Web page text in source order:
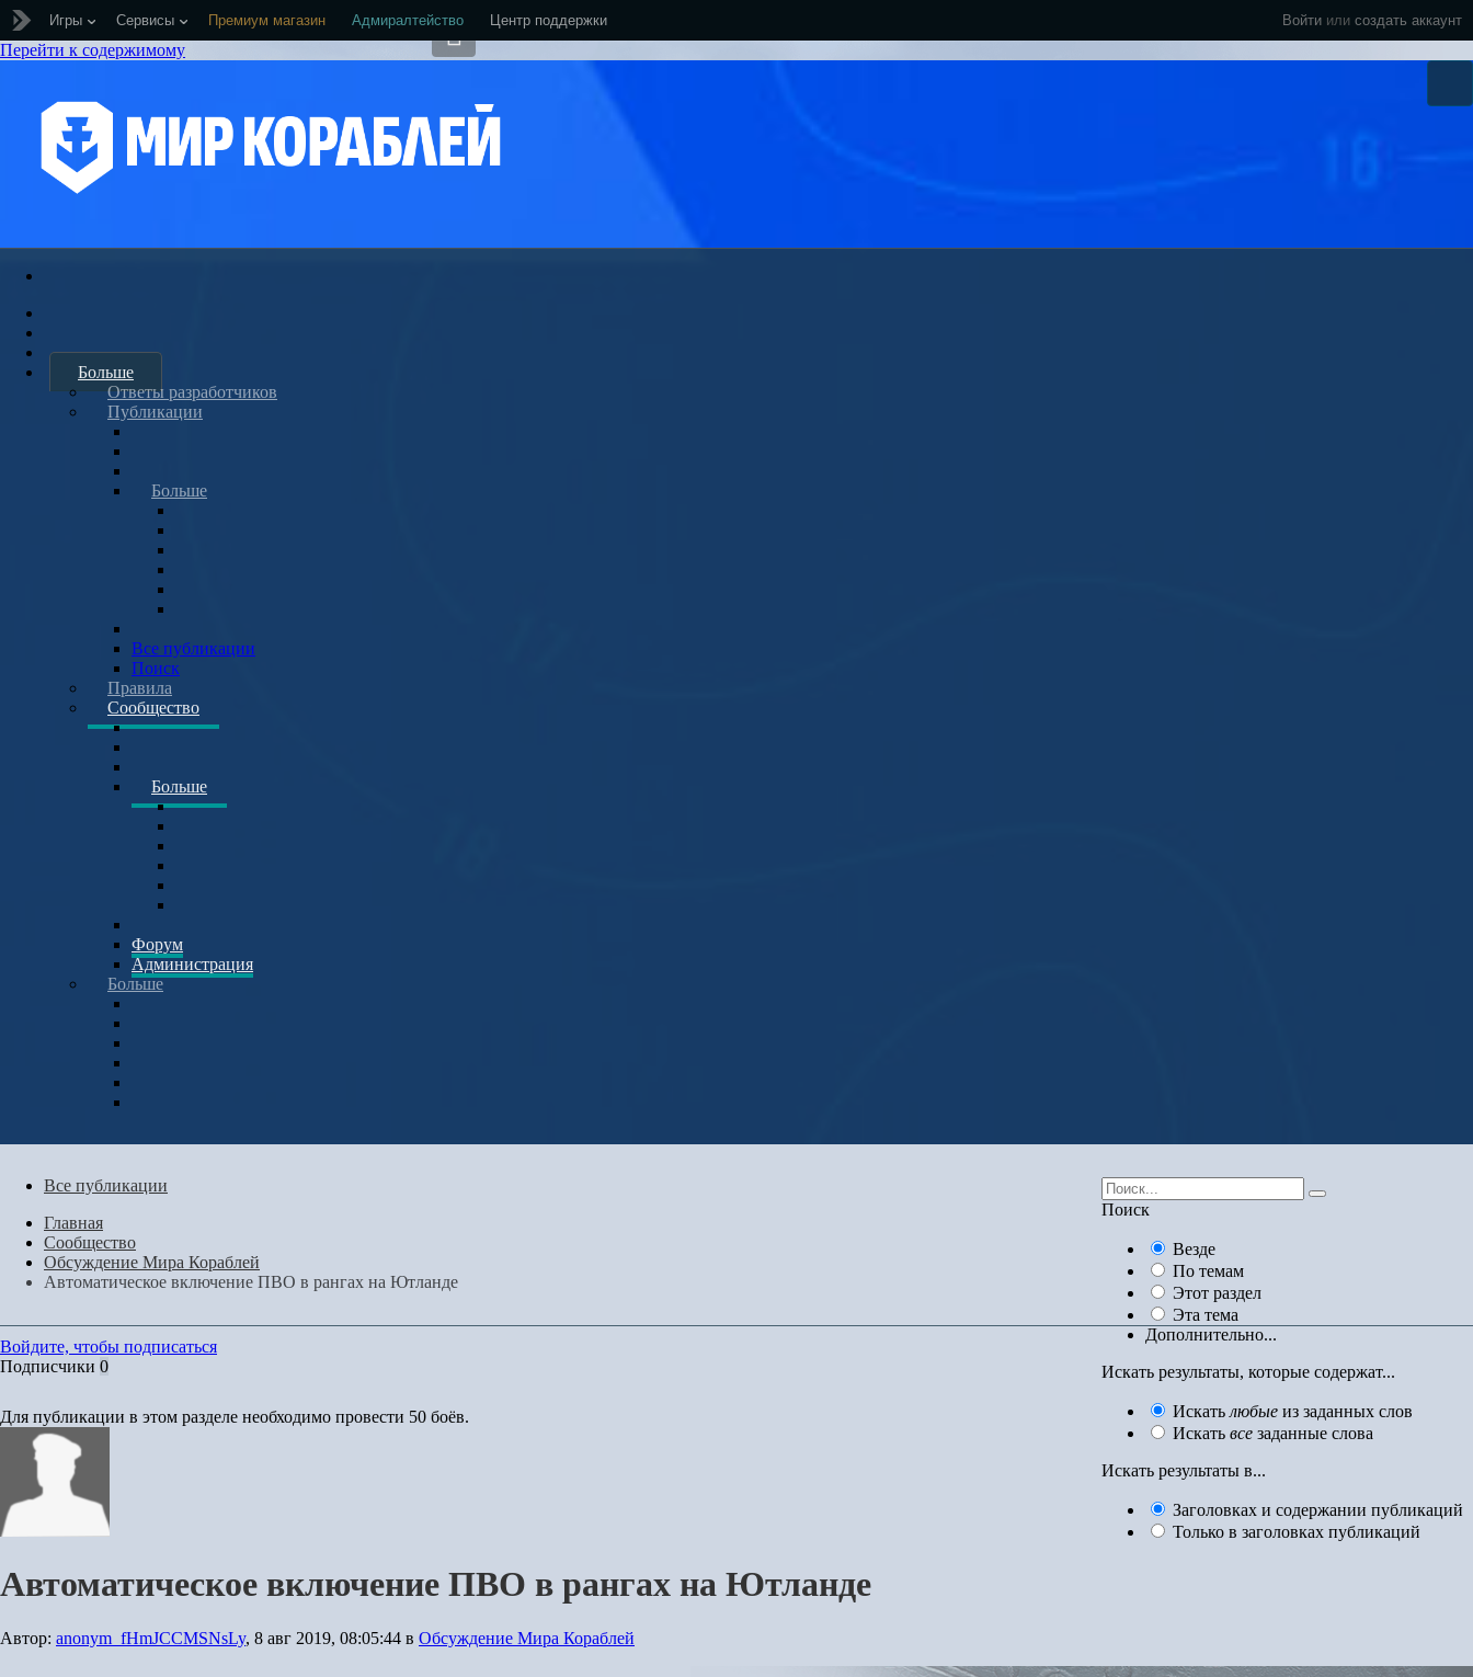
Войти или создать аккаунт
Игры Сервисы Премиум магазин Адмиралтейство Центр поддержки
Перейти к содержимому
Больше
Ответы разработчиков
Публикации
Больше
Все публикации
Поиск
Правила
Сообщество
Больше
Форум
Администрация
Больше
Поиск
Везде
По темам
Этот раздел
Эта тема
Дополнительно...
Искать результаты, которые содержат...
Искать любые из заданных слов
Искать все заданные слова
Искать результаты в...
Заголовках и содержании публикаций
Только в заголовках публикаций
Все публикации
Главная
Сообщество
Обсуждение Мира Кораблей
Автоматическое включение ПВО в рангах на Ютланде
Войдите, чтобы подписаться
Подписчики 0
Для публикации в этом разделе необходимо провести 50 боёв.
Автоматическое включение ПВО в рангах на Ютланде
Автор: anonym_fHmJCCMSNsLy, 8 авг 2019, 08:05:44 в Обсуждение Мира Кораблей